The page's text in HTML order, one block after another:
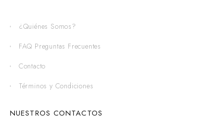
¿Quiénes Somos?
FAQ Preguntas Frecuentes
Contacto
Términos y Condiciones
NUESTROS CONTACTOS